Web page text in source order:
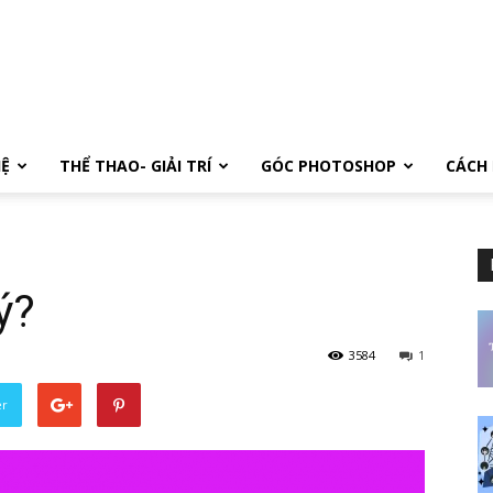
THỂ THAO- GIẢI TRÍ GÓC PHOTOSHOP CÁCH
1
3584